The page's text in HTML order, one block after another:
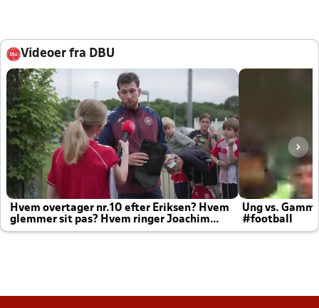
Videoer fra DBU
Hvem overtager nr.10 efter Eriksen? Hvem
glemmer sit pas? Hvem ringer Joachim
altid til efter kampe?
Ung vs.
#football